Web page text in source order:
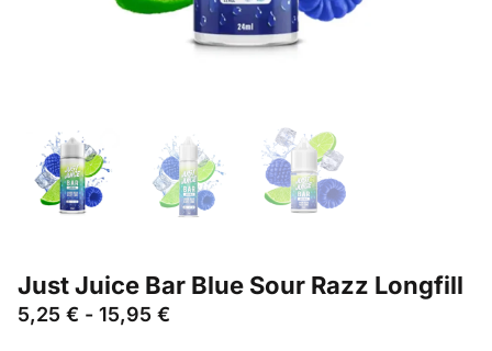
Just Juice Bar Blue Sour Razz Longfill
5,25 € - 15,95 €